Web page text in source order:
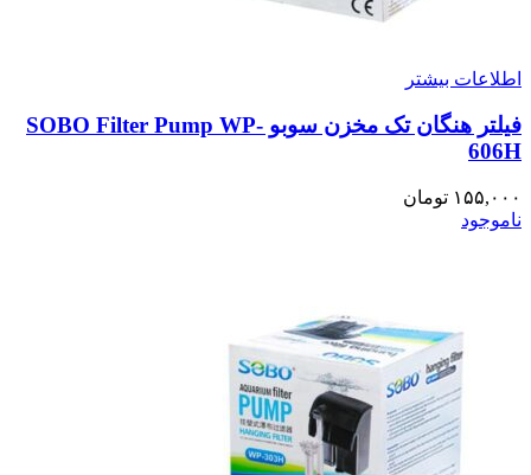
اطلاعات بیشتر
فیلتر هنگان تک مخزن سوبو SOBO Filter Pump WP-
606H
۱۵۵,۰۰۰ تومان
ناموجود